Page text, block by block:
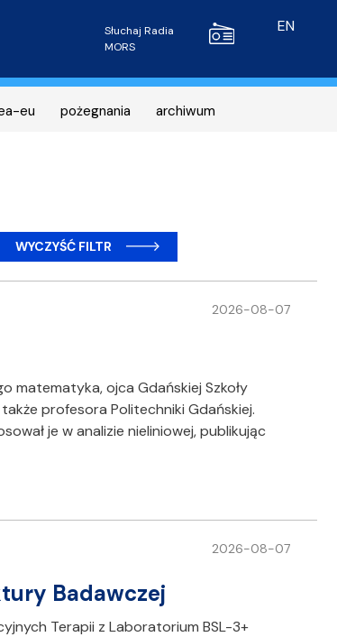
Radio MORS
Słuchaj Radia
MORS
EN
eu pożegnania archiwum
WYCZYŚĆ FILTR
2026-08-07
matematyka, ojca Gdańskiej Szkoły
profesora Politechniki Gdańskiej.
je w analizie nieliniowej, publikując
2026-08-07
Badawczej
Terapii z Laboratorium BSL-3+